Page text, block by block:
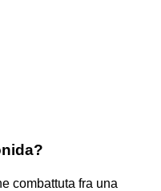
combattuta fra una